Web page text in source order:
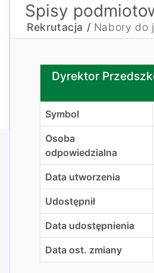
Spisy
Rekrutacja / Nabory do
Dyrektor Przedszkola
Dyrektor
Symbol
Osoba
odpowiedzialna
Data utworzenia
Udostępnił
Data udostępnienia
Data ost. zmiany